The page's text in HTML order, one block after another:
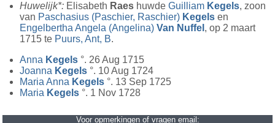
Huwelijk*: Elisabeth Raes huwde Guilliam Kegels, zoon
van Paschasius (Paschier, Raschier) Kegels en
Engelbertha Angela (Angelina) Van Nuffel , op 2 maart
1715 te Puurs, Ant, B.
Anna Kegels °. 26 Aug 1715
Joanna Kegels °. 10 Aug 1724
Maria Anna Kegels °. 13 Sep 1725
Maria Kegels °. 1 Nov 1728
Voor opmerkingen of vragen email: